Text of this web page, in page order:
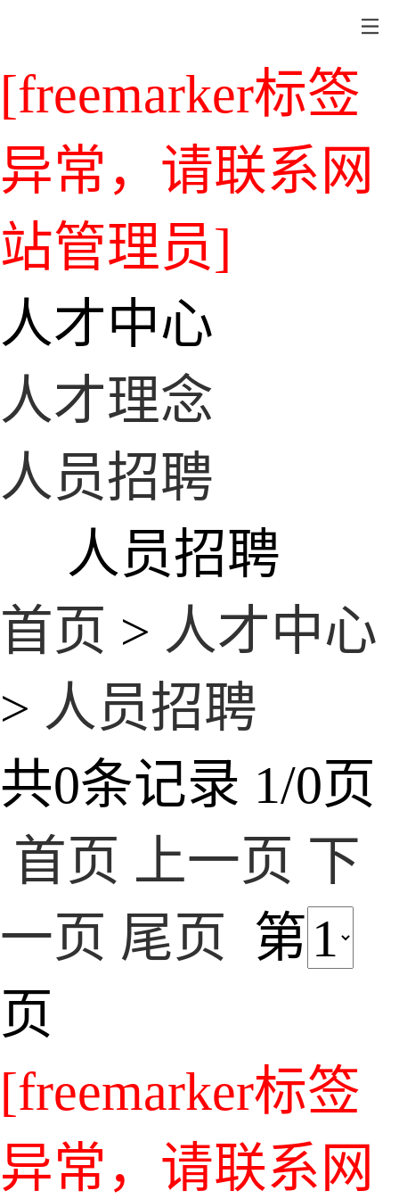
[freemarker标签
异常，请联系网
站管理员]
人才中心
人才理念
人员招聘
人员招聘
首页 > 人才中心
> 人员招聘
共0条记录 1/0页
首页 上一页 下
一页 尾页
第
页
[freemarker标签
异常，请联系网